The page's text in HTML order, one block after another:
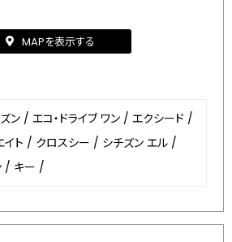
MAPを表示する
ン / エコ・ドライブ ワン / エクシード /
イト / クロスシー / シチズン エル /
/ キー /